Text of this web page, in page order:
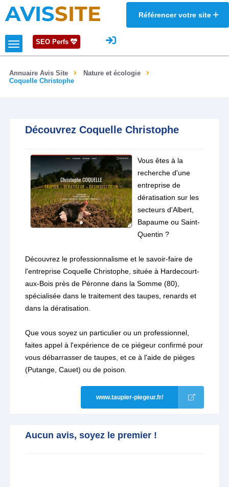
AVISSITE Référencer votre site
SEO Perfs
Annuaire Avis Site
Nature et écologie
Coquelle Christophe
Découvrez Coquelle Christophe
Vous êtes à la
recherche d'une
entreprise de
dératisation sur les
secteurs d'Albert,
Bapaume ou Saint-
Quentin ?
Découvrez le professionnalisme et le savoir-faire de
l'entreprise Coquelle Christophe, située à Hardecourt-
aux-Bois près de Péronne dans la Somme (80),
spécialisée dans le traitement des taupes, renards et
dans la dératisation.
Que vous soyez un particulier ou un professionnel,
faites appel à l'expérience de ce piégeur confirmé pour
vous débarrasser de taupes, et ce à l'aide de pièges
(Putange, Cauet) ou de poison.
www.taupier-piegeur.fr/
Aucun avis, soyez le premier !